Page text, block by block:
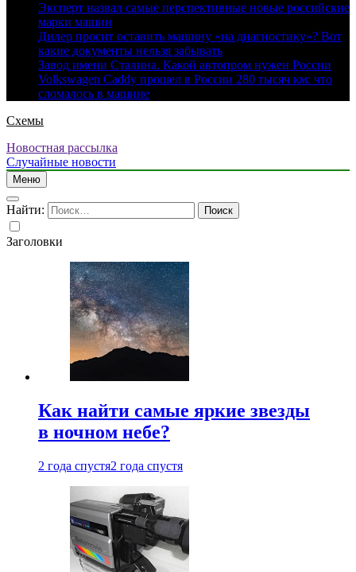
Эксперт назвал самые перспективные новые российские
марки машин
Дилер просит оставить машину «на диагностику»? Вот
какие документы нельзя забывать
Завод имени Сталина. Какой автопром нужен России
Volkswagen Caddy прошел в России 280 тысяч км: что
сломалось в машине
Схемы
Новостная рассылка
Случайные новости
Меню
Найти:
Заголовки
Как найти самые яркие звезды
в ночном небе?
2 года спустя2 года спустя